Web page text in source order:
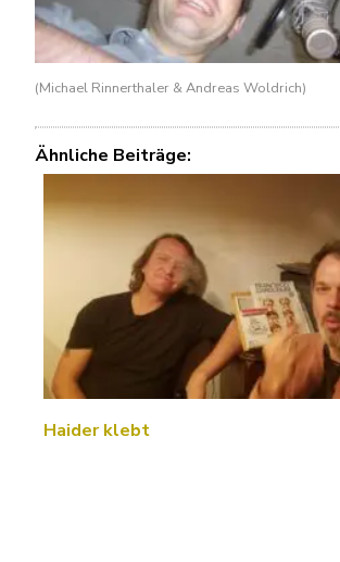
(Michael Rinnerthaler & Andreas Woldrich)
Ähnliche Beiträge:
Haider klebt